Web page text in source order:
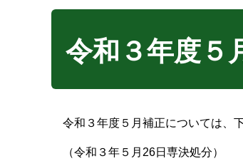
令和３年度５
令和３年度５月補正については、
（令和３年５月26日専決処分）